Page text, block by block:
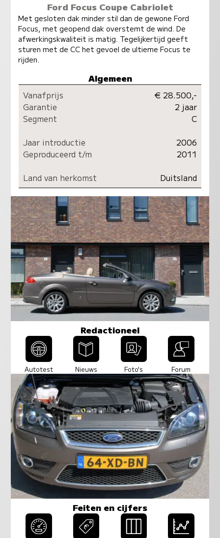
Ford Focus Coupe Cabriolet
Met gesloten dak minder stil dan de gewone Ford
Focus, met geopend dak overstemt de wind. De
afwerkingskwaliteit is matig. Tegelijkertijd geeft
sturen met de CC het gevoel de ultieme Focus te
rijden.
Algemeen
Vanafprijs
€ 28.500,-
Garantie
2 jaar
Segment
C
Jaar introductie
2006
Geproduceerd t/m
2011
Land van herkomst
Duitsland
Redactioneel
Autotest Nieuws Foto's Forum
Feiten en cijfers